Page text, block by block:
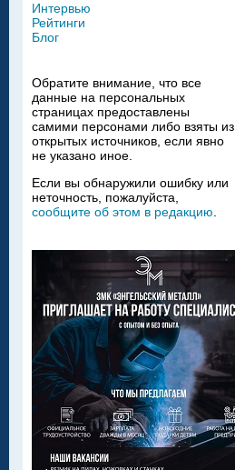
Интервью
Рейтинги
Блог
Обратите внимание, что все
данные на персональных
страницах предоставлены
самими персонами либо взяты из
открытых источников, если явно
не указано иное.
Если вы обнаружили ошибку или
неточность, пожалуйста,
сообщите об этом в редакцию